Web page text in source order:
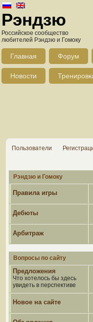
Рэндзю
Российское сообщество
любителей Рэндзю и Гомоку
Главная Форум
Новости
Пользователи
Рэндзю и Гомоку
Правила игры
Дебюты
Арбитраж
Вопросы по сайту
Предложения
Что хотелось бы здесь
увидеть в перспективе
Новое на сайте